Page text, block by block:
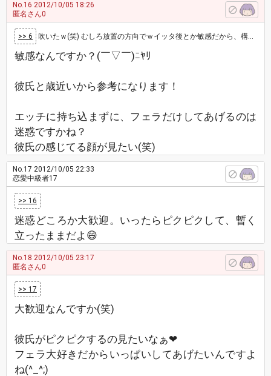
No.16 2012/10/05 18:26
匿名さん0
>> 6 吹いたｗ(笑) むしろ放置の方向でｗイッタ後とか敏感だから、構われても困るでしょ？('∇｀) 下なネタでいけば、抜かずの～…
敏感なんですか？(￣▽￣)ﾆﾔﾘ
彼氏と歳近いから参考になります！
エッチに持ち込まずに、フェラだけしてあげるのは
迷惑ですかね？
彼氏の感じてる顔が見たい(笑)
No.17 2012/10/05 22:33
恋愛中級者17
>> 16
迷惑どころか大歓迎。いったらピクピクして、暫く
立ったままだよ😄
No.18 2012/10/05 23:17
匿名さん0
>> 17
大歓迎なんですか(笑)
彼氏がピクピクするの見たいなぁ❤
フェラ大好きだからいっぱいしてあげたいんですよ
ね(^_^;)